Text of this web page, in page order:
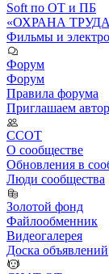
Soft по ОТ и ПБ
«ОХРАНА
Фильмы и
Форум
Форум
Правила форума
Приглашаем
ССОТ
О сообществе
Обновления в
Люди сообщества
Золотой фонд
Файлообменник
Видеогалерея
Доска объявлений